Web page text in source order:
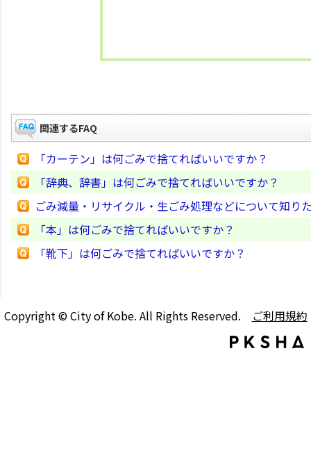
関連するFAQ
「カーテン」は何ごみで捨てればいいですか？
「辞典、辞書」は何ごみで捨てればいいですか？
ごみ減量・リサイクル・生ごみ処理などについて知り
「本」は何ごみで捨てればいいですか？
「靴下」は何ごみで捨てればいいですか？
Copyright © City of Kobe. All Rights Reserved. ご利用規約